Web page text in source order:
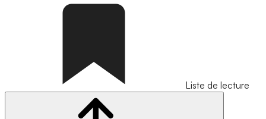
Liste de lecture